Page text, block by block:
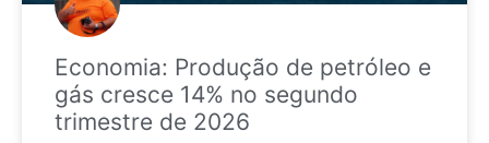
Economia: Produção de petróleo e
gás cresce 14% no segundo
trimestre de 2026